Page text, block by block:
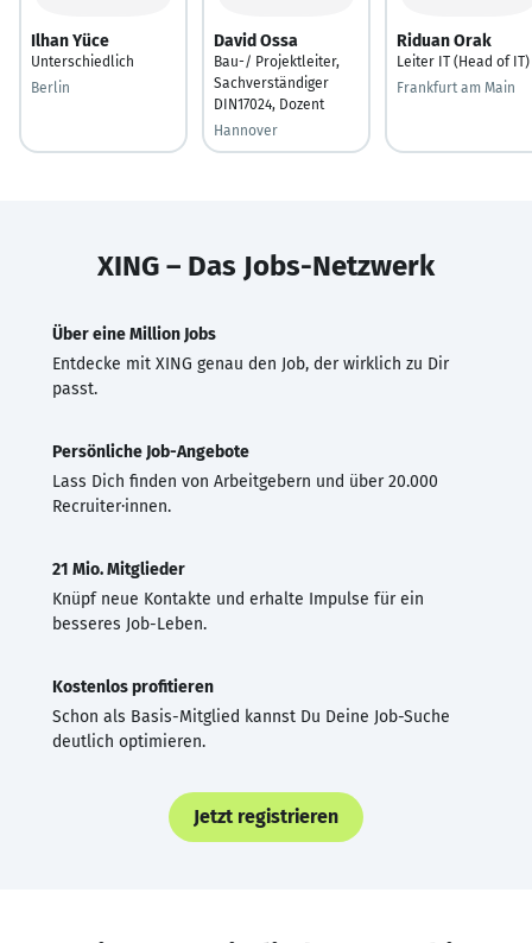
Ilhan Yüce
Unterschiedlich
Berlin
David Ossa
Bau-/ Projektleiter,
Sachverständiger
DIN17024, Dozent
Hannover
Riduan Orak
Leiter IT (Head of IT)
Frankfurt am Main
XING – Das Jobs-Netzwerk
Über eine Million Jobs
Entdecke mit XING genau den Job, der wirklich zu Dir
passt.
Persönliche Job-Angebote
Lass Dich finden von Arbeitgebern und über 20.000
Recruiter·innen.
21 Mio. Mitglieder
Knüpf neue Kontakte und erhalte Impulse für ein
besseres Job-Leben.
Kostenlos profitieren
Schon als Basis-Mitglied kannst Du Deine Job-Suche
deutlich optimieren.
Jetzt registrieren